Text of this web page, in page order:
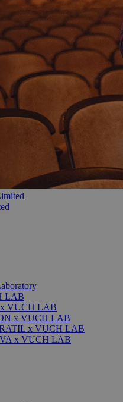
LAB
VUCH LAB
x VUCH LAB
x VUCH LAB
x VUCH LAB